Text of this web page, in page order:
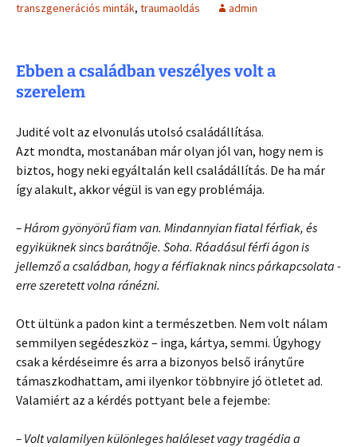
transzgenerációs minták, traumaoldás admin
Ebben a családban veszélyes volt a
szerelem
Judité volt az elvonulás utolsó családállítása.
Azt mondta, mostanában már olyan jól van, hogy nem is
biztos, hogy neki egyáltalán kell családállítás. De ha már
így alakult, akkor végül is van egy problémája.
– Három gyönyörű fiam van. Mindannyian fiatal férfiak, és
egyiküknek sincs barátnője. Soha. Ráadásul férfi ágon is
jellemző a családban, hogy a férfiaknak nincs párkapcsolata -
erre szeretett volna ránézni.
Ott ültünk a padon kint a természetben. Nem volt nálam
semmilyen segédeszköz – inga, kártya, semmi. Úgyhogy
csak a kérdéseimre és arra a bizonyos belső iránytűre
támaszkodhattam, ami ilyenkor többnyire jó ötletet ad.
Valamiért az a kérdés pottyant bele a fejembe:
– Volt valamilyen különleges haláleset vagy tragédia a